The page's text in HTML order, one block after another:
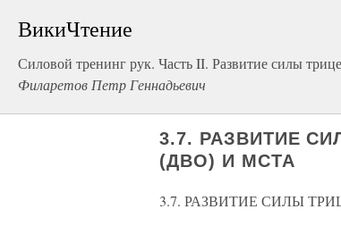
ВикиЧтение
Силовой тренинг рук. Часть II. Развитие силы
Филаретов Петр Геннадьевич
3.7. РАЗВИТИЕ
(ДВО) И МСТА
3.7. РАЗВИТИЕ СИЛЫ